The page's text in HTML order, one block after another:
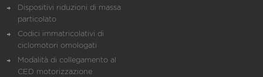
Dispositivi riduzioni di massa
particolato
Codici immatricolativi di
ciclomotori omologati
Modalità di collegamento al
CED motorizzazione